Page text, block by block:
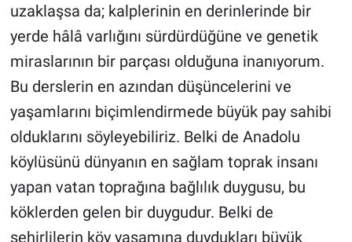
uzaklaşsa da; kalplerinin en derinlerinde bir
yerde hâlâ varlığını sürdürdüğüne ve genetik
miraslarının bir parçası olduğuna inanıyorum.
Bu derslerin en azından düşüncelerini ve
yaşamlarını biçimlendirmede büyük pay sahibi
olduklarını söyleyebiliriz. Belki de Anadolu
köylüsünü dünyanın en sağlam toprak insanı
yapan vatan toprağına bağlılık duygusu, bu
köklerden gelen bir duygudur. Belki de
şehirlilerin köy yaşamına duydukları büyük